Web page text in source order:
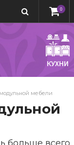
0
КУХНИ
мебели
больше всего